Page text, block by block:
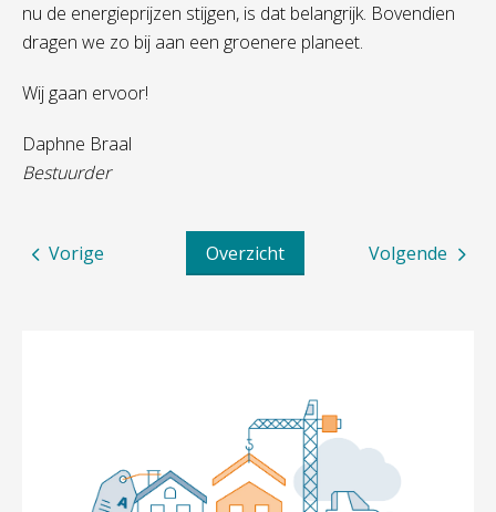
nu de energieprijzen stijgen, is dat belangrijk. Bovendien
dragen we zo bij aan een groenere planeet.
Wij gaan ervoor!
Daphne Braal
Bestuurder
Volgende
Overzicht
Vorige